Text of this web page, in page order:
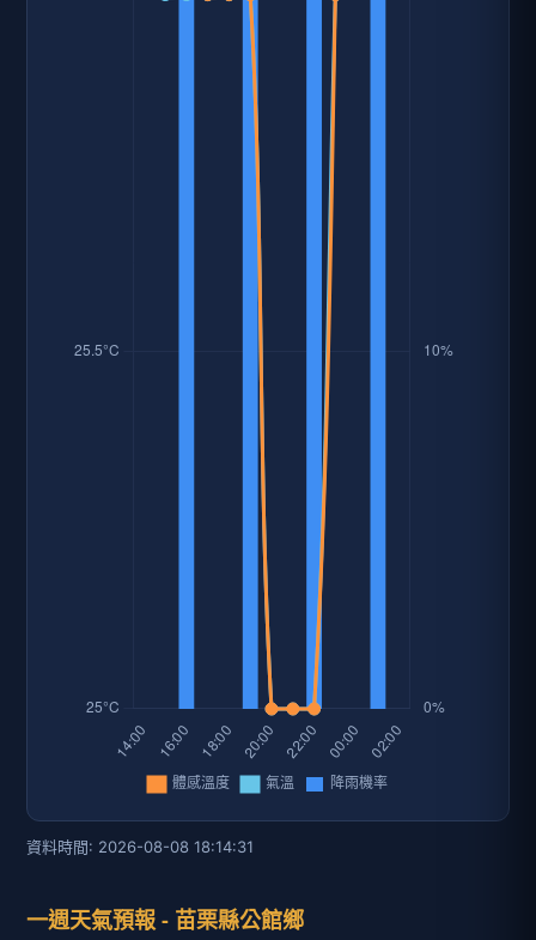
資料時間: 2026-08-08 18:14:31
一週天氣預報 - 苗栗縣公館鄉